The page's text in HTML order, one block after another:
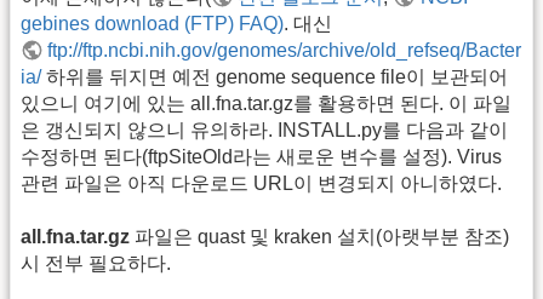
gebines download (FTP) FAQ). 대신
ftp://ftp.ncbi.nih.gov/genomes/archive/old_refseq/Bacter
ia/하위를 뒤지면 예전 genome sequence file이 보관되어
있으니 여기에 있는 all.fna.tar.gz를 활용하면 된다. 이 파일
은 갱신되지 않으니 유의하라. INSTALL.py를 다음과 같이
수정하면 된다(ftpSiteOld라는 새로운 변수를 설정). Virus
관련 파일은 아직 다운로드 URL이 변경되지 아니하였다.
all.fna.tar.gz 파일은 quast 및 kraken 설치(아랫부분 참조)
시 전부 필요하다.